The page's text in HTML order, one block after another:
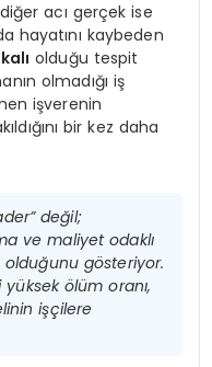
acı gerçek ise
hayatını kaybeden
olduğu tespit
olmadığı iş
işverenin
bir kez daha
değil;
ve maliyet odaklı
gösteriyor.
ölüm oranı,
işçilere